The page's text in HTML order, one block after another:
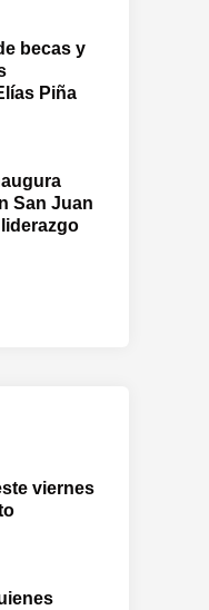
becas y
Piña
San Juan
viernes